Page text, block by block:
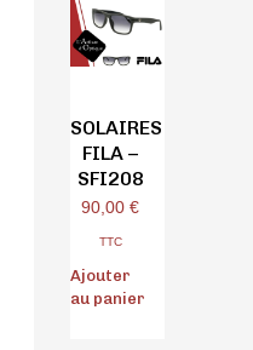
SOLAIRES
FILA –
SFI208
90,00 €
TTC
Ajouter
au panier